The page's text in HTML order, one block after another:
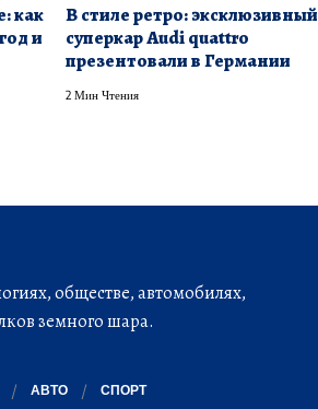
как
и
В стиле ретро: эксклюзивный
суперкар Audi quattro
презентовали в Германии
2 Мин Чтения
обществе, автомобилях,
земного шара.
АВТО СПОРТ